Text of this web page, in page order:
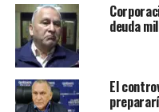
deuda
El